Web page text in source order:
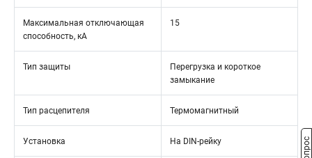
Максимальная отключающая
способность, кА
15
Тип защиты
Перегрузка и короткое
замыкание
Тип расцепителя Термомагнитный
Установка На DIN-рейку